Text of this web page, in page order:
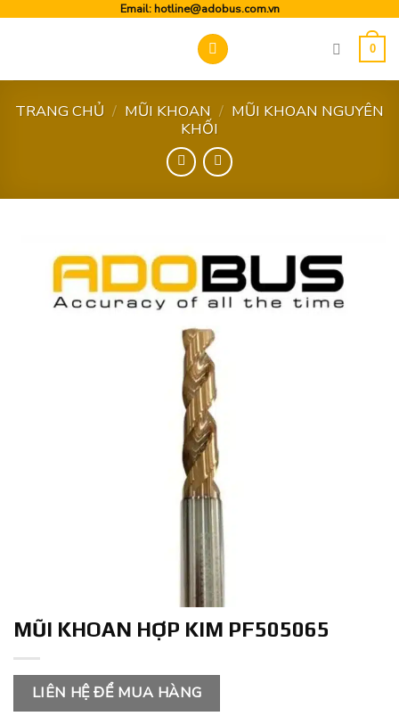
Email: hotline@adobus.com.vn
0
TRANG CHỦ / MŨI KHOAN / MŨI KHOAN NGUYÊN
KHỐI
MŨI KHOAN HỢP KIM PF505065
LIÊN HỆ ĐỂ MUA HÀNG